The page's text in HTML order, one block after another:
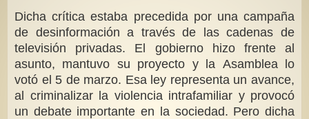
Dicha crítica estaba precedida por una campaña
de desinformación a través de las cadenas de
televisión privadas. El gobierno hizo frente al
asunto, mantuvo su proyecto y la Asamblea lo
votó el 5 de marzo. Esa ley representa un avance,
al criminalizar la violencia intrafamiliar y provocó
un debate importante en la sociedad. Pero dicha